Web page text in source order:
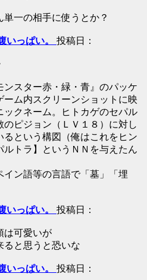
単一の相手に使うとか？
いっぱい。 投稿日：
ンスター赤・緑・青』のパッケ
ーム内スクリーンショットに映
ックネーム。ヒトカゲのセパル
のピジョン（ＬＶ１８）に対し
るという構図（俺はこれをヒン
ルトラ】というＮＮを与えたん
イン語等の言語で「墓」「埋
いっぱい。 投稿日：
は可愛いが
ると思うと恐いな
いっぱい。 投稿日：